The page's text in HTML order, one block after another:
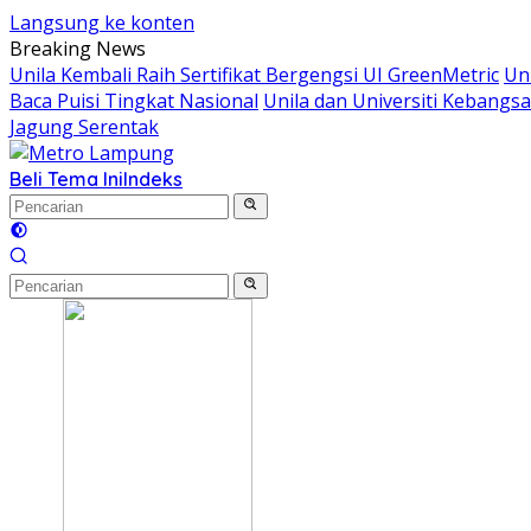
Langsung ke konten
Breaking News
Unila Kembali Raih Sertifikat Bergengsi UI GreenMetric
Baca Puisi Tingkat Nasional Unila dan Universiti
Jagung Serentak
Beli Tema IniIndeks